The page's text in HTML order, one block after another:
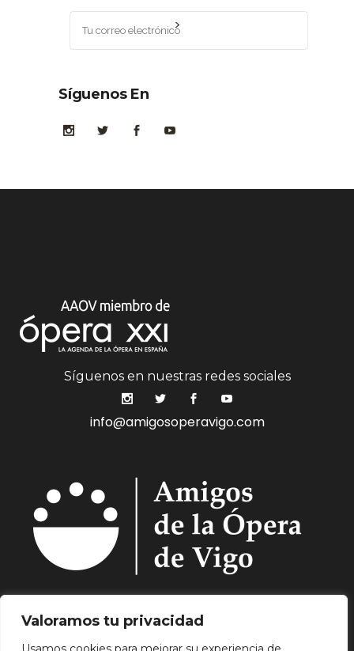
Valoramos tu privacidad
Síguenos En
Síguenos en nuestras redes sociales
info@amigosoperavigo.com
Quiénes Somos. Asóciate.